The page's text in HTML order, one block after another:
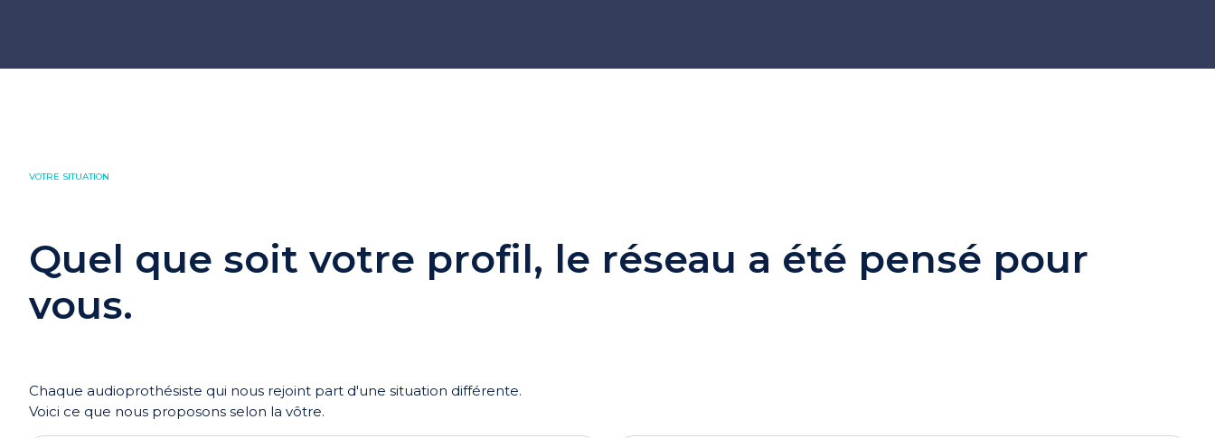
VOTRE SITUATION
Quel que soit votre profil, le réseau a été pensé pour
vous.
Chaque audioprothésiste qui nous rejoint part d'une situation différente.
Voici ce que nous proposons selon la vôtre.